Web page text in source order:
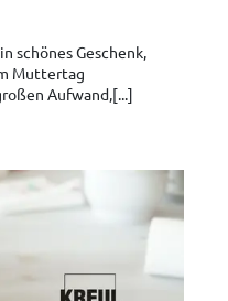
schönes Geschenk,
Muttertag
Aufwand,[...]